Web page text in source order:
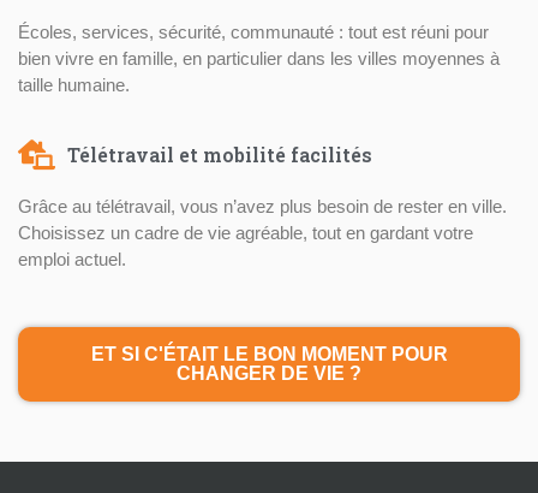
Écoles, services, sécurité, communauté : tout est réuni pour
bien vivre en famille, en particulier dans les villes moyennes à
taille humaine.
Télétravail et mobilité facilités
Grâce au télétravail, vous n’avez plus besoin de rester en ville.
Choisissez un cadre de vie agréable, tout en gardant votre
emploi actuel.
ET SI C'ÉTAIT LE BON MOMENT POUR
CHANGER DE VIE ?